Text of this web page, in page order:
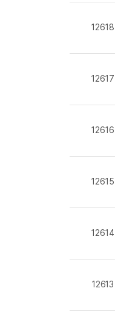
12618
12617
12616
12615
12614
12613